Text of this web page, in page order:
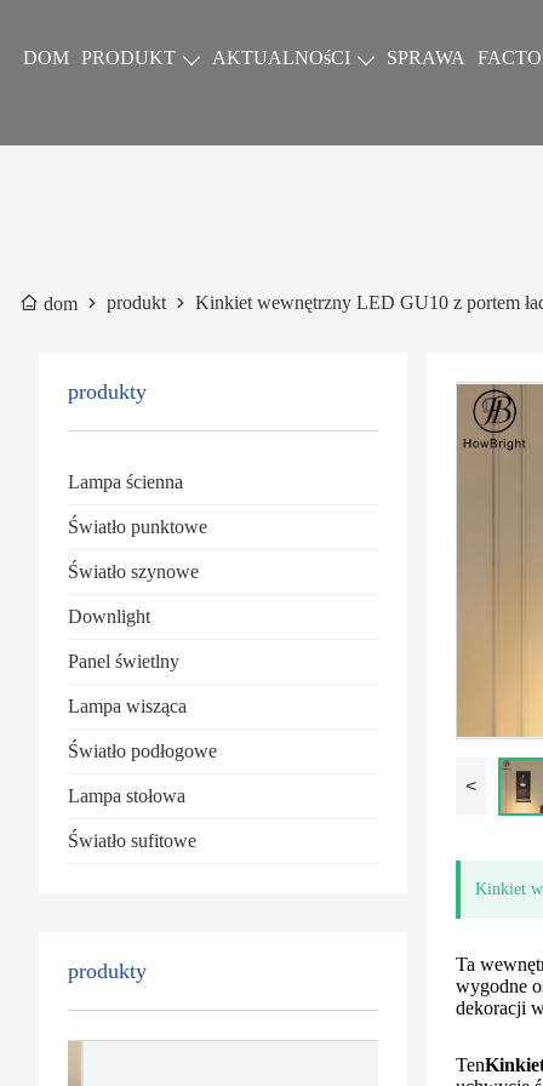
DOM PRODUKT AKTUALNOśCI SPRAWA
dom produkt Kinkiet wewnętrzny LED GU10 z portem
produkty
Lampa ścienna
Światło punktowe
Światło szynowe
Downlight
Panel świetlny
Lampa wisząca
Światło podłogowe
Lampa stołowa
Światło sufitowe
produkty
<
Kinkiet
Ta
wygodne
dekoracji
Ten